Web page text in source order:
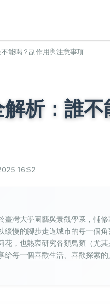
能喝？副作用與注意事項
析：誰
16:52
臺灣大學園藝與景觀學系，輔
緩慢的腳步走過城市的每一個
花，也熱衷研究各類鳥類（尤
給每一個喜歡生活、喜歡探索